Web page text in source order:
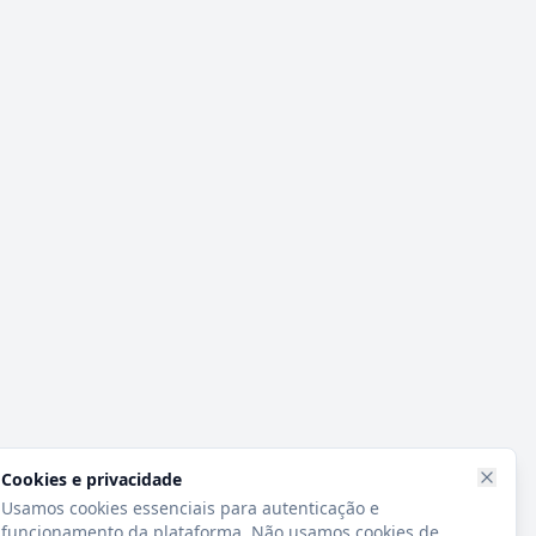
Cookies e privacidade
Usamos cookies essenciais para autenticação e